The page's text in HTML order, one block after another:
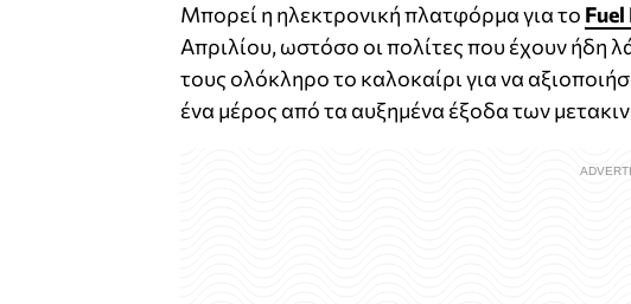
Μπορεί η ηλεκτρονική πλατφόρμα για το Fuel
Απριλίου, ωστόσο οι πολίτες που έχουν ήδη
τους ολόκληρο το καλοκαίρι για να
ένα μέρος από τα αυξημένα έξοδα των